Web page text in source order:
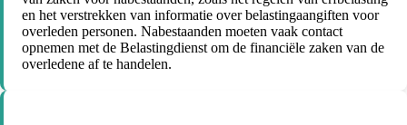
en het verstrekken van informatie over belastingaangiften voor
overleden personen. Nabestaanden moeten vaak contact
opnemen met de Belastingdienst om de financiële zaken van de
overledene af te handelen.